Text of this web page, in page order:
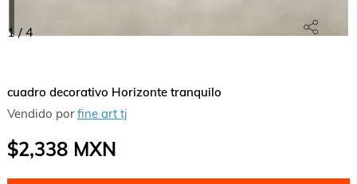
1/4
cuadro decorativo Horizonte tranquilo
Vendido porfine art tj
$2,338MXN